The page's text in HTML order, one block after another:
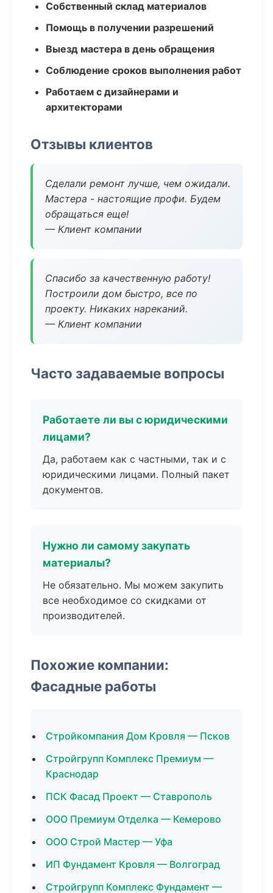
Собственный склад материалов
Помощь в получении разрешений
Выезд мастера в день обращения
Соблюдение сроков выполнения работ
Работаем с дизайнерами и
архитекторами
Отзывы клиентов
Сделали ремонт лучше, чем ожидали.
Мастера - настоящие профи. Будем
обращаться еще!
— Клиент компании
Спасибо за качественную работу!
Построили дом быстро, все по
проекту. Никаких нареканий.
— Клиент компании
Часто задаваемые вопросы
Работаете ли вы с юридическими
лицами?
Да, работаем как с частными, так и с
юридическими лицами. Полный пакет
документов.
Нужно ли самому закупать
материалы?
Не обязательно. Мы можем закупить
все необходимое со скидками от
производителей.
Похожие компании:
Фасадные работы
Стройкомпания Дом Кровля — Псков
Стройгрупп Комплекс Премиум —
Краснодар
ПСК Фасад Проект — Ставрополь
ООО Премиум Отделка — Кемерово
ООО Строй Мастер — Уфа
ИП Фундамент Кровля — Волгоград
Стройгрупп Комплекс Фундамент —